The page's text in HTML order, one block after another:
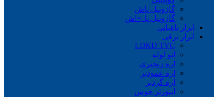
گازوییل پاش
گازوییل پل=اش
ابزار باغبانی
ابزار برقی
LDKD TVC
اتو لوله
اره زنجیری
اره عمودبر
اره گردبر
اینورتر جوش